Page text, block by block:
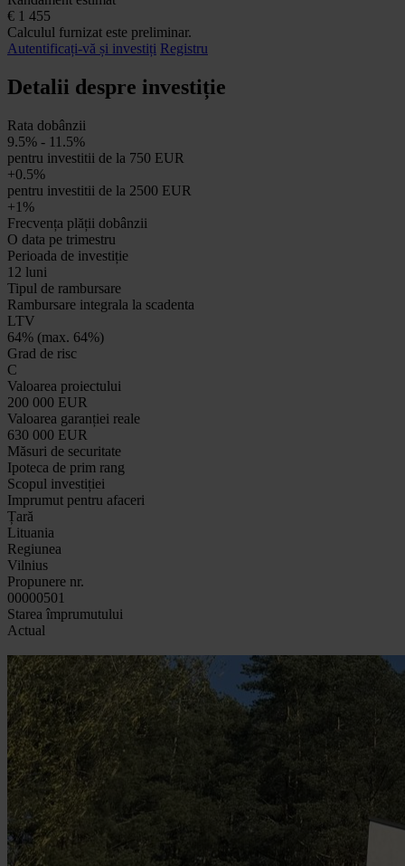
€ 1 455
Calculul furnizat este preliminar.
Autentificați-vă și investiți Registru
Detalii despre investiție
Rata dobânzii
9.5% - 11.5%
pentru investitii de la 750 EUR
+0.5%
pentru investitii de la 2500 EUR
+1%
Frecvența plății dobânzii
O data pe trimestru
Perioada de investiție
12 luni
Tipul de rambursare
Rambursare integrala la scadenta
LTV
64% (max. 64%)
Grad de risc
C
Valoarea proiectului
200 000 EUR
Valoarea garanției reale
630 000 EUR
Măsuri de securitate
Ipoteca de prim rang
Scopul investiției
Imprumut pentru afaceri
Țară
Lituania
Regiunea
Vilnius
Propunere nr.
00000501
Starea împrumutului
Actual